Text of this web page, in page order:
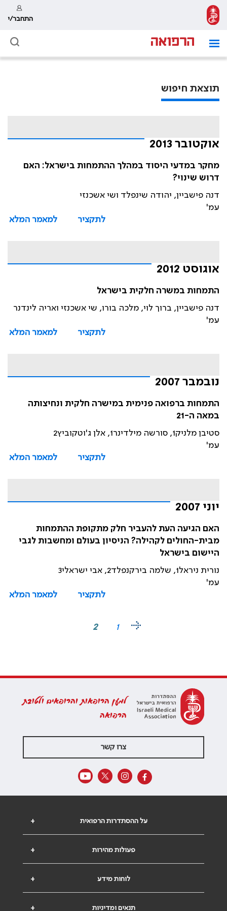
התחבר/י
תוצאת חיפוש
אוקטובר 2013
מחקר במדעי היסוד במהלך ההתמחות בישראל: האם
דרוש שינוי?
דנה פישביין, יהודה שינפלד ושי אשכנזי
עמ'
לתקציר
למאמר המלא
אוגוסט 2012
התמחות במשרה חלקית בישראל
דנה פישביין, ברוך לוי, מלכה בורו, שי אשכנזי ואריה לינדנר
עמ'
לתקציר
למאמר המלא
נובמבר 2007
התמחות ברפואה פנימית במישרה חלקית ונחיצותה
במאה ה-21
סטיבן מלניק1, סורשה מילדינר1, אלן ג'וטקוביץ2
עמ'
לתקציר
למאמר המלא
יוני 2007
האם הגיעה העת להעביר חלק מתקופת ההתמחות
מבית-החולים לקהילה? הניסיון בעולם ומחשבות לגבי
היישום בישראל
נורית ניראל1, שלמה בירקנפלד2, אבי ישראלי3
עמ'
לתקציר
למאמר המלא
1
2
למען הרופאות והרופאים ולטובת
הרפואה
צרו קשר
+ על ההסתדרות הרפואית
+ פעולות מהירות
+ לוחות מידע
+ תנאים ומדיניות